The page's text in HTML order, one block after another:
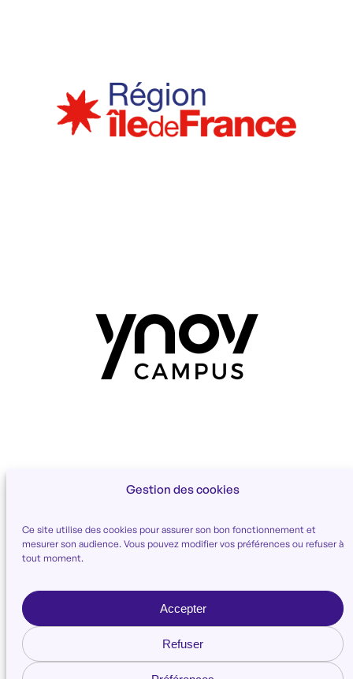
Gestion des cookies
Ce site utilise des cookies pour assurer son bon fonctionnement et
mesurer son audience. Vous pouvez modifier vos préférences ou refuser à
tout moment.
Accepter
Refuser
Programme
Projet
Actus
Chartes
Chartes
Comité
Instagram
Facebook
Crédits
Mentions légales